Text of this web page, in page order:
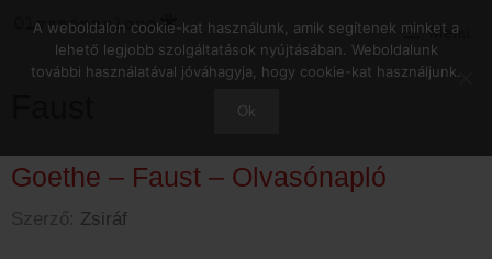
tartalomba
Menu
Goethe – Faust – Olvasónapló
Szerző: Zsiráf
A weboldalon cookie-kat használunk, amik segítenek minket a
lehető legjobb szolgáltatások nyújtásában. Weboldalunk
további használatával jóváhagyja, hogy cookie-kat használjunk.
Ok